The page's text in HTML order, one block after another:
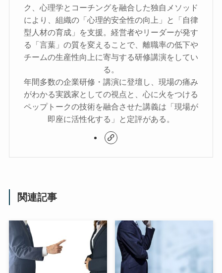
ク、心理学とコーチングを融合した独自メソッド
により、組織の「心理的安全性の向上」と「自律
型人材の育成」を支援。経営者やリーダーが発す
る「言葉」の質を変えることで、離職率の低下や
チームの生産性向上に寄与する研修講演をしてい
る。
年間多数の企業研修・講演に登壇し、現場の痛み
がわかる実践家としての視点と、心に火をつける
ペップトークの技術を融合させた講義は「現場が
即座に活性化する」と定評がある。
関連記事